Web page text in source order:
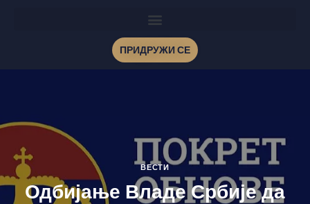
ПРИДРУЖИ СЕ
ВЕСТИ
Одбијање Владе Србије да